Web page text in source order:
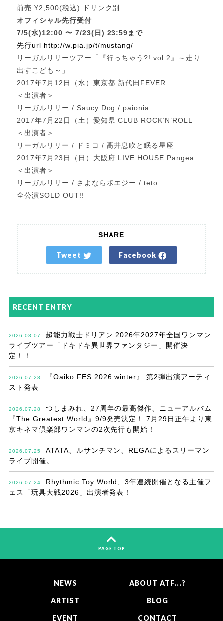
前売 ¥2,500(税込) ドリンク別
オフィシャル先行受付
7/5(水)12:00 〜 7/23(日) 23:59まで
先行url http://w.pia.jp/t/mustang/
リーガルリリーツアー「『行っちゃう?! vol.2』～走り
出すこども～」
2017年7月12日（水）東京都 新代田FEVER
＜出演者＞
リーガルリリー / Saucy Dog / paionia
2017年7月22日（土）愛知県 CLUB ROCK’N’ROLL
＜出演者＞
リーガルリリー / ドミコ / 高井息吹と眠る星座
2017年7月23日（日）大阪府 LIVE HOUSE Pangea
＜出演者＞
リーガルリリー / さよならポエジー / teto
全公演SOLD OUT!!
SHARE
Tweet Facebook
RECENT ENTRY
2026.08.07
超能力戦士ドリアン 2026年2027年全国ワンマン
ライブツアー「ドキドキ異世界ファンタジー」開催決
定！！
2026.07.28
『Oaiko FES 2026 winter』 第2弾出演アーティ
スト発表
2026.07.28
つしまみれ、27周年の最高傑作、ニューアルバム
『The Greatest World』9/9発売決定！ 7月29日正午より東
京キネマ倶楽部ワンマンの2次先行も開始！
2026.07.25
ATATA、ルサンチマン、REGAによるスリーマン
ライブ開催。
2026.07.24
Rhythmic Toy World、3年連続開催となる主催フ
ェス「玩具大戦2026」出演者発表！
PAGE TOP
NEWS
ARTIST
EVENT
ABOUT ATF...?
BLOG
CONTACT